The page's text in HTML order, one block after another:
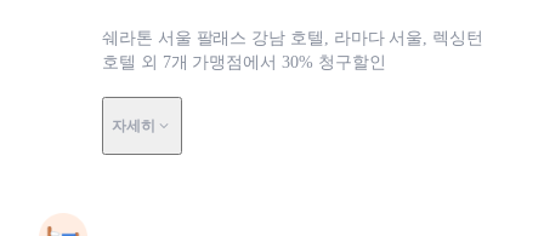
쉐라톤 서울 팔래스 강남 호텔, 라마다 서울, 렉싱턴
호텔 외 7개 가맹점에서 30% 청구할인
자세히